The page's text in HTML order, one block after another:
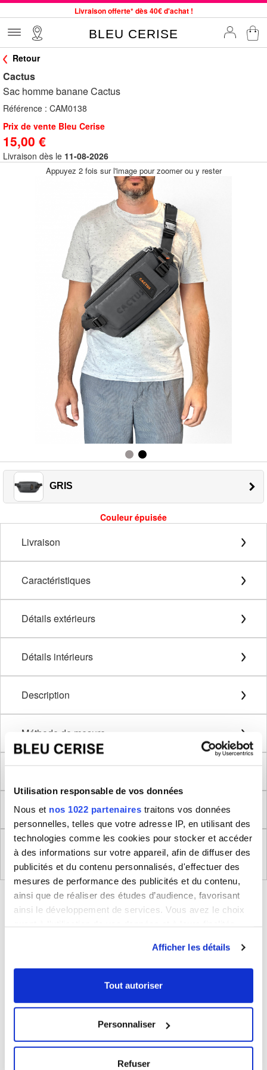
Utilisation responsable de vos données
Nous et nos 1022 partenaires traitons vos données
personnelles, telles que votre adresse IP, en utilisant des
technologies comme les cookies pour stocker et accéder
à des informations sur votre appareil, afin de diffuser des
publicités et du contenu personnalisés, d'effectuer des
mesures de performance des publicités et du contenu,
ainsi que de réaliser des études d’audience, favorisant
ainsi le développement de services. Vous avez le choix
tout moment en consultant la Déclaration relative aux
cookies ou en cliquant sur l'icône de confidentialité.
géographique qui peuvent être précises à plusieurs
mètres près
Afficher les détails
Tout autoriser
Personnaliser
Refuser
Livraison offerte* dès 40€ d'achat !
Commande avant 12h expédiée le jour même, du lundi au vendredi
Jusqu'à -75% sur le site du 29/07 au 27/08
Samsonite, Delsey, American Tourister, Little Marcel à Prix Bas
BLEU CERISE
Retour
Cactus
Sac homme banane Cactus
Référence : CAM0138
Prix de vente Bleu Cerise
15,00 €
Livraison dès le 11-08-2026
Appuyez 2 fois sur l'image pour zoomer ou y rester
GRIS
Couleur épuisée
Livraison
Caractéristiques
Détails extérieurs
Détails intérieurs
Description
Méthode de mesure
Retour
Règlement (UE) 2023/988 relatifs à la Sécurité
Générale des Produits
BLEUCERISE VOUS CONSEILLE
Valise cabine rigide Delsey Beaumont
TSA Polypropylène 55cm
69€ 149€